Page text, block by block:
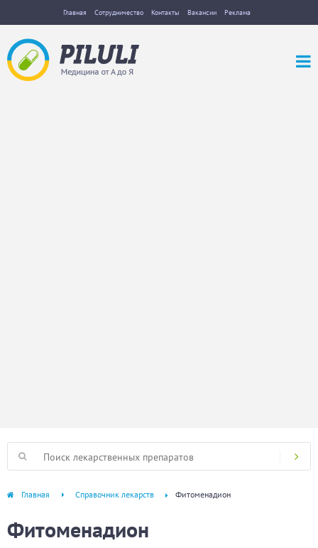
Главная Сотрудничество Контакты Вакансии Реклама
Главная Справочник лекарств Фитоменадион
Фитоменадион